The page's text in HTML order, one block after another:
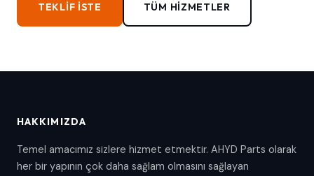
TEKLIF İSTE TÜM HIZMETLER
HAKKIMIZDA
Temel amacımız sizlere hizmet etmektir. AHYD Parts olarak
her bir yapının çok daha sağlam olmasını sağlayan